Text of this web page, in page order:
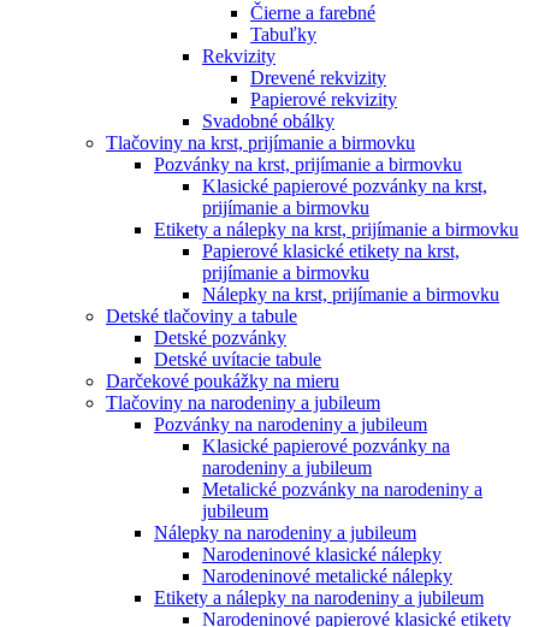
Čierne a farebné
Tabuľky
Rekvizity
Drevené rekvizity
Papierové rekvizity
Svadobné obálky
Tlačoviny na krst, prijímanie a birmovku
Pozvánky na krst, prijímanie a birmovku
Klasické papierové pozvánky na krst,
prijímanie a birmovku
Etikety a nálepky na krst, prijímanie a birmovku
Papierové klasické etikety na krst,
prijímanie a birmovku
Nálepky na krst, prijímanie a birmovku
Detské tlačoviny a tabule
Detské pozvánky
Detské uvítacie tabule
Darčekové poukážky na mieru
Tlačoviny na narodeniny a jubileum
Pozvánky na narodeniny a jubileum
Klasické papierové pozvánky na
narodeniny a jubileum
Metalické pozvánky na narodeniny a
jubileum
Nálepky na narodeniny a jubileum
Narodeninové klasické nálepky
Narodeninové metalické nálepky
Etikety a nálepky na narodeniny a jubileum
Narodeninové papierové klasické etikety